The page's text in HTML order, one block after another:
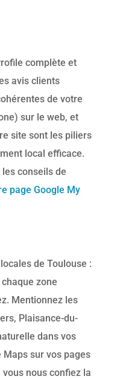
complète et
avis clients
de votre
sur le web, et
site sont les piliers
local efficace.
conseils de
page Google My
de Toulouse :
zone
Mentionnez les
Plaisance-du-
dans vos
sur vos pages
nous confiez la